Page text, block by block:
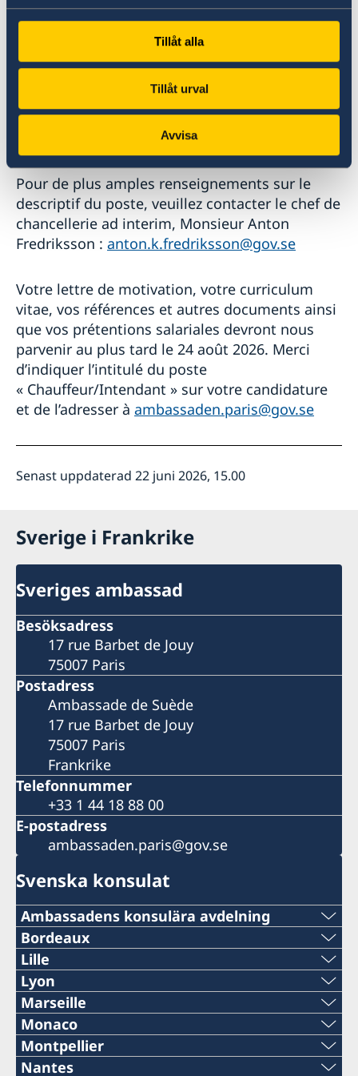
Tillåt alla
Tillåt urval
Avvisa
appartenant à des groupes sous-représentés.
Nous nous efforçons de promouvoir la diversité
et l'inclusion sur notre lieu de travail, et nous
accueillons les candidatures de personnes
ayant des parcours et expériences variés.
Toutes les candidatures seront traitées dans le
respect du principe de non-discrimination.
Pour de plus amples renseignements sur le
descriptif du poste, veuillez contacter le chef de
chancellerie ad interim, Monsieur Anton
Fredriksson : anton.k.fredriksson@gov.se
Votre lettre de motivation, votre curriculum
vitae, vos références et autres documents ainsi
que vos prétentions salariales devront nous
parvenir au plus tard le 24 août 2026. Merci
d’indiquer l’intitulé du poste
« Chauffeur/Intendant » sur votre candidature
et de l’adresser à ambassaden.paris@gov.se
Senast uppdaterad 22 juni 2026, 15.00
Sverige i Frankrike
Sveriges ambassad
Besöksadress
17 rue Barbet de Jouy
75007 Paris
Postadress
Ambassade de Suède
17 rue Barbet de Jouy
75007 Paris
Frankrike
Telefonnummer
+33 1 44 18 88 00
E-postadress
ambassaden.paris@gov.se
Svenska konsulat
Ambassadens konsulära avdelning
Telefon:
+33 (0)1 44 18 88 00
E-mail:
konsular.paris@gov.se
Bordeaux
Telefon:
+33 (0)5 57 87 47 90
E-mail:
consulat@schroder-schyler.com
Lille
Telefon:
+33 (0)3 74 44 60 61
E-mail:
Lyon
Telefon:
+33 (0)7 56 88 37 21
Marseille
Telefon:
+33 (0)4 91 13 16 31
Monaco
Telefon:
Montpellier
E-mail:
Nantes